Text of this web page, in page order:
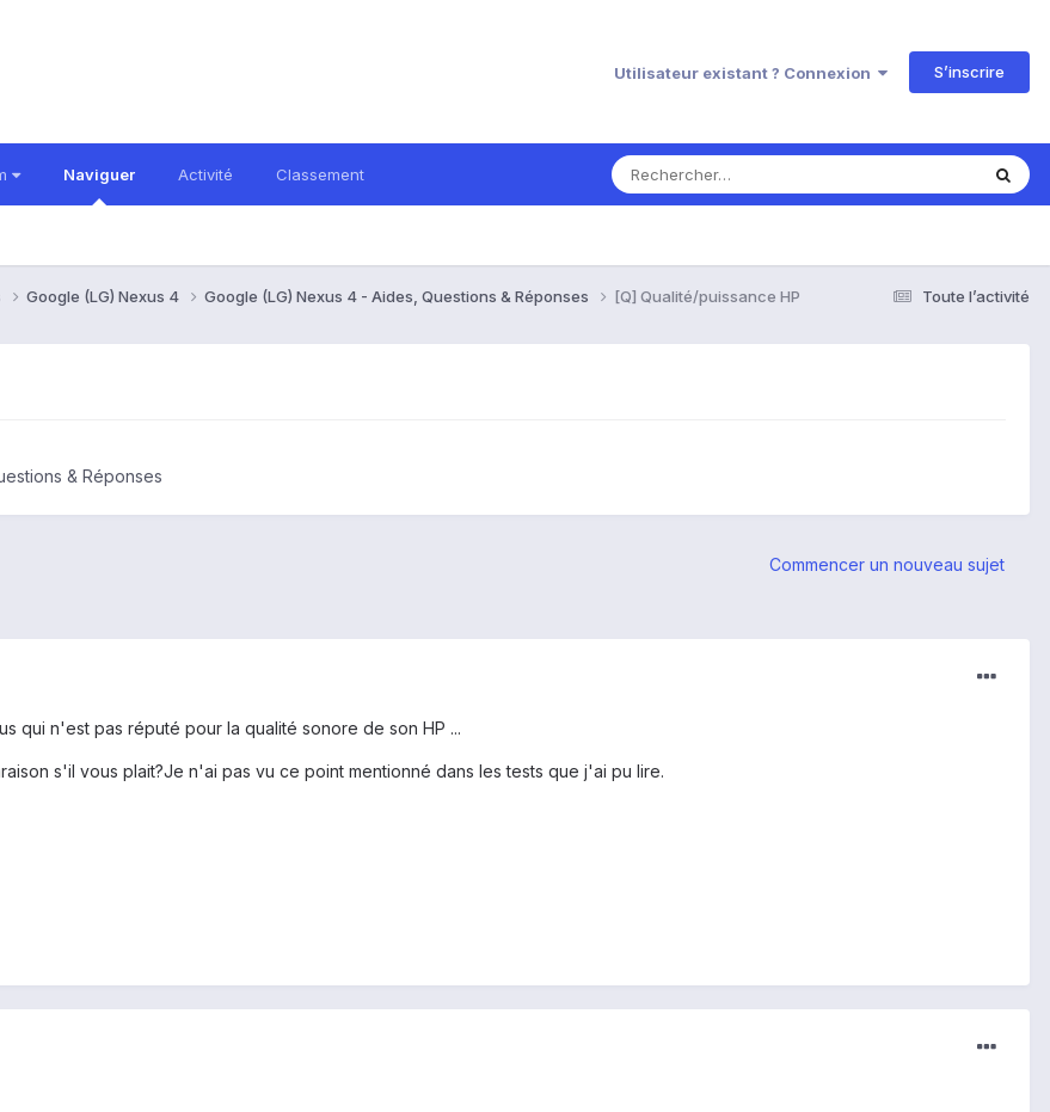
Utilisateur existant ? Connexion S’inscrire
Naviguer Activité Classement
Toute l’activité
Google (LG) Nexus 4 Google (LG) Nexus 4 - Aides, Questions & Réponses [Q] Qualité/puissance HP
& Réponses
Commencer un nouveau sujet
qui n'est pas réputé pour la qualité sonore de son HP ...
s'il vous plait?Je n'ai pas vu ce point mentionné dans les tests que j'ai pu lire.